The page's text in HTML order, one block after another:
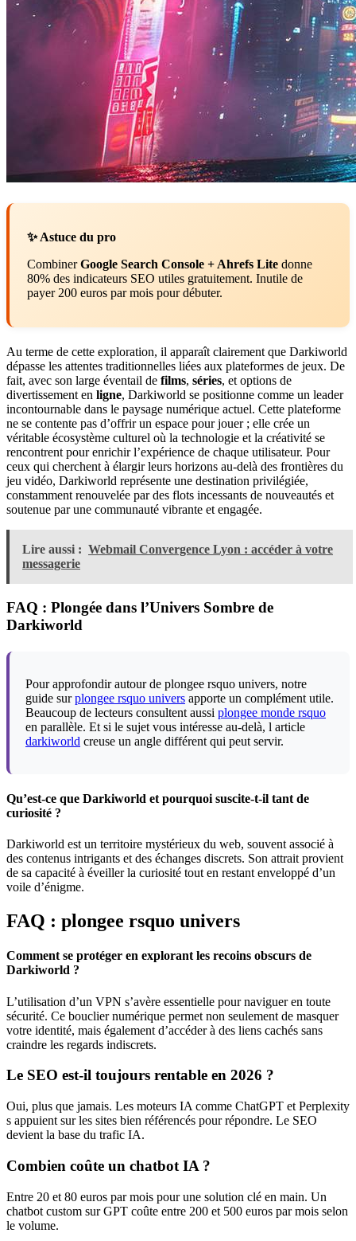
✨ Astuce du pro
CombinerGoogle Search Console + Ahrefs Lite donne
80% des indicateurs SEO utiles gratuitement. Inutile de
payer 200 euros par mois pour débuter.
Au terme de cette exploration, il apparaît clairement que Darkiworld
dépasse les attentes traditionnelles liées aux plateformes de jeux. De
fait, avec son large éventail de films, séries, et options de
divertissement en ligne, Darkiworld se positionne comme un leader
incontournable dans le paysage numérique actuel. Cette plateforme
ne se contente pas d’offrir un espace pour jouer ; elle crée un
véritable écosystème culturel où la technologie et la créativité se
rencontrent pour enrichir l’expérience de chaque utilisateur. Pour
ceux qui cherchent à élargir leurs horizons au-delà des frontières du
jeu vidéo, Darkiworld représente une destination privilégiée,
constamment renouvelée par des flots incessants de nouveautés et
soutenue par une communauté vibrante et engagée.
Lire aussi : Webmail Convergence Lyon : accéder à votre
messagerie
FAQ : Plongée dans l’Univers Sombre de
Darkiworld
Pour approfondir autour de plongee rsquo univers, notre
guide surplongee rsquo univers apporte un complément utile.
Beaucoup de lecteurs consultent aussi plongee monde rsquo
en parallèle. Et si le sujet vous intéresse au-delà, l article
darkiworld creuse un angle différent qui peut servir.
Qu’est-ce que Darkiworld et pourquoi suscite-t-il tant de
curiosité ?
Darkiworld est un territoire mystérieux du web, souvent associé à
des contenus intrigants et des échanges discrets. Son attrait provient
de sa capacité à éveiller la curiosité tout en restant enveloppé d’un
voile d’énigme.
FAQ : plongee rsquo univers
Comment se protéger en explorant les recoins obscurs de
Darkiworld ?
L’utilisation d’un VPN s’avère essentielle pour naviguer en toute
sécurité. Ce bouclier numérique permet non seulement de masquer
votre identité, mais également d’accéder à des liens cachés sans
craindre les regards indiscrets.
Le SEO est-il toujours rentable en 2026 ?
Oui, plus que jamais. Les moteurs IA comme ChatGPT et Perplexity
s appuient sur les sites bien référencés pour répondre. Le SEO
devient la base du trafic IA.
Combien coûte un chatbot IA ?
Entre 20 et 80 euros par mois pour une solution clé en main. Un
chatbot custom sur GPT coûte entre 200 et 500 euros par mois selon
le volume.